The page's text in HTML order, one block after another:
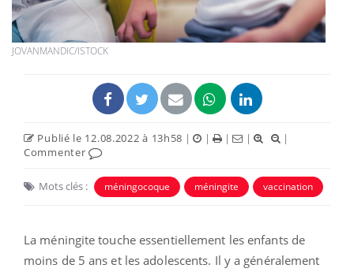
JOVANMANDIC/ISTOCK
Publié le 12.08.2022 à 13h58 | | | |
|
Commenter
Mots clés : méningocoque méningite vaccination
La méningite touche essentiellement les enfants de
moins de 5 ans et les adolescents. Il y a généralement